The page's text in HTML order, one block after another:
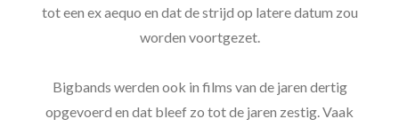
tot een ex aequo en dat de strijd op latere datum zou
worden voortgezet.
Bigbands werden ook in films van de jaren dertig
opgevoerd en dat bleef zo tot de jaren zestig. Vaak